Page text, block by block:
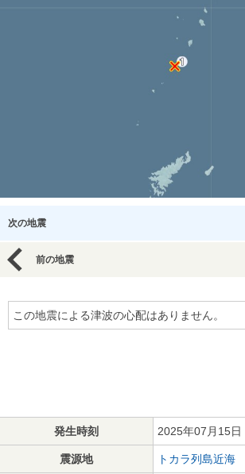
次の地震
前の地震
この地震による津波の心配はありません。
発生時刻 2025年07月15
震源地 トカラ列島近海